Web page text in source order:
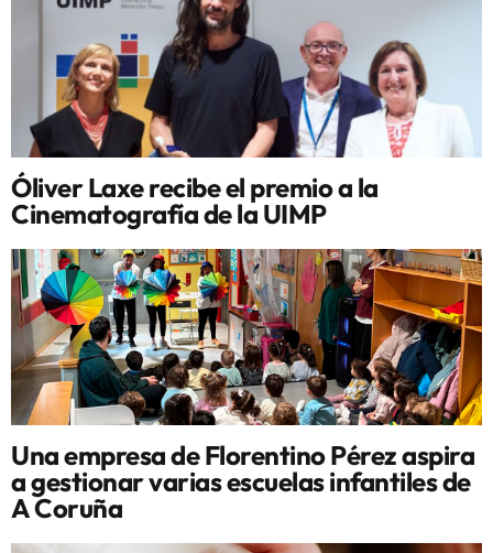
Óliver Laxe recibe el premio a la
Cinematografía de la UIMP
Una empresa de Florentino Pérez aspira
a gestionar varias escuelas infantiles de
A Coruña